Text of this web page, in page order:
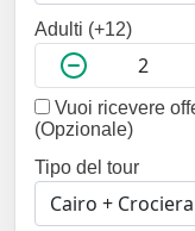
Adulti (+12)
Vuoi ricevere
(Opzionale)
Tipo del tour